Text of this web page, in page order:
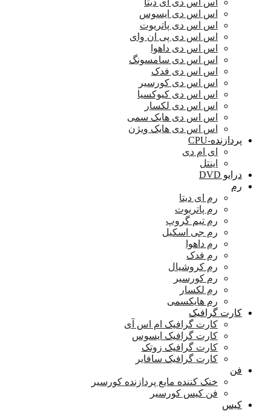
اس اس دی ای دیتا
اس اس دی ایسوس
اس اس دی پاتریوت
اس اس دی پی ان وای
اس اس دی داهوا
اس اس دی سامسونگ
اس اس دی فدک
اس اس دی کورسیر
اس اس دی کیوکسیا
اس اس دی لکسار
اس اس دی هایک سمی
اس اس دی هایک ویژن
پردازنده-CPU
ای ام دی
اینتل
درایو DVD
رم
رم ای دیتا
رم پاتریوت
رم تیم گروپ
رم جی اسکیل
رم داهوا
رم فدک
رم کروشیال
رم کورسیر
رم لکسار
رم هایکسمی
کارت گرافیک
کارت گرافیک ام اس آی
کارت گرافیک ایسوس
کارت گرافیک زوتک
کارت گرافیک سافایر
فن
خنک کننده مایع پردازنده کورسیر
فن کیس کورسیر
کیس